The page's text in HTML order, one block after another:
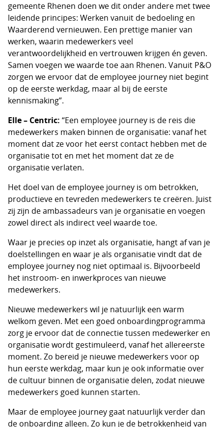
gemeente Rhenen doen we dit onder andere met twee
leidende principes: Werken vanuit de bedoeling en
Waarderend vernieuwen. Een prettige manier van
werken, waarin medewerkers veel
verantwoordelijkheid en vertrouwen krijgen én geven.
Samen voegen we waarde toe aan Rhenen. Vanuit P&O
zorgen we ervoor dat de employee journey niet begint
op de eerste werkdag, maar al bij de eerste
kennismaking”.
Elle – Centric: “Een employee journey is de reis die
medewerkers maken binnen de organisatie: vanaf het
moment dat ze voor het eerst contact hebben met de
organisatie tot en met het moment dat ze de
organisatie verlaten.
Het doel van de employee journey is om betrokken,
productieve en tevreden medewerkers te creëren. Juist
zij zijn de ambassadeurs van je organisatie en voegen
zowel direct als indirect veel waarde toe.
Waar je precies op inzet als organisatie, hangt af van je
doelstellingen en waar je als organisatie vindt dat de
employee journey nog niet optimaal is. Bijvoorbeeld
het instroom- en inwerkproces van nieuwe
medewerkers.
Nieuwe medewerkers wil je natuurlijk een warm
welkom geven. Met een goed onboardingprogramma
zorg je ervoor dat de connectie tussen medewerker en
organisatie wordt gestimuleerd, vanaf het allereerste
moment. Zo bereid je nieuwe medewerkers voor op
hun eerste werkdag, maar kun je ook informatie over
de cultuur binnen de organisatie delen, zodat nieuwe
medewerkers goed kunnen starten.
Maar de employee journey gaat natuurlijk verder dan
de onboarding alleen. Zo kun je de betrokkenheid van